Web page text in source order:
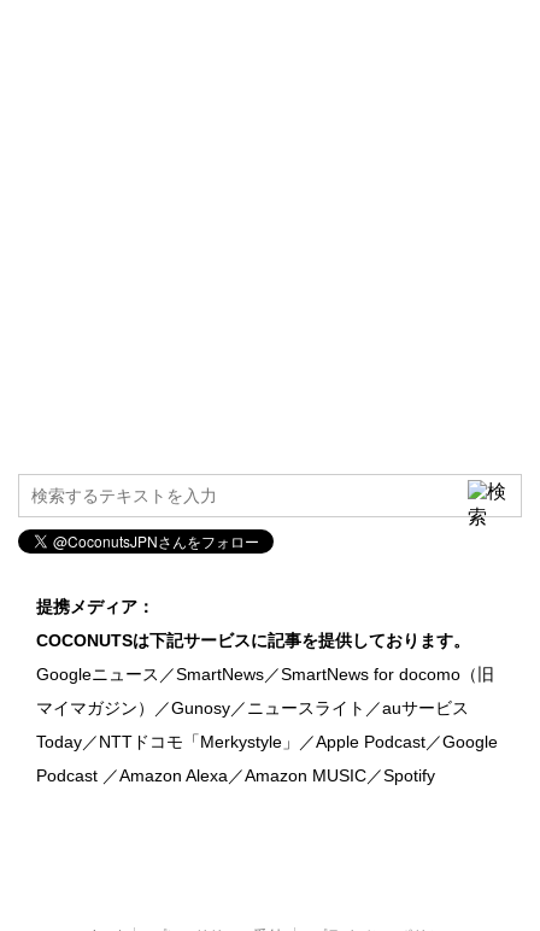
提携メディア：
COCONUTSは下記サービスに記事を提供しております。
Googleニュース／SmartNews／SmartNews for docomo（旧
マイマガジン）／Gunosy／ニュースライト／auサービス
Today／NTTドコモ「Merkystyle」／Apple Podcast／Google
Podcast ／Amazon Alexa／Amazon MUSIC／Spotify